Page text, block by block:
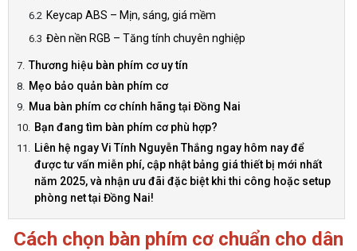
Keycap ABS – Mịn, sáng, giá mềm
Đèn nền RGB – Tăng tính chuyên nghiệp
Thương hiệu bàn phím cơ uy tín
Mẹo bảo quản bàn phím cơ
Mua bàn phím cơ chính hãng tại Đồng Nai
Bạn đang tìm bàn phím cơ phù hợp?
Liên hệ ngay Vi Tính Nguyễn Thắng ngay hôm nay để
được tư vấn miễn phí, cập nhật bảng giá thiết bị mới nhất
năm 2025, và nhận ưu đãi đặc biệt khi thi công hoặc setup
phòng net tại Đồng Nai!
Cách chọn bàn phím cơ chuẩn cho dân